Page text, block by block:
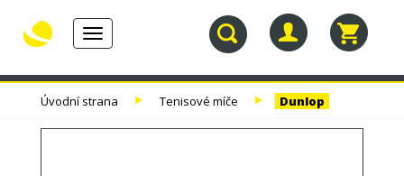
Toggle
navigation
30.
TENISOVÉ
TENISOVÉ
Úvodní strana Tenisové míče Dunlop